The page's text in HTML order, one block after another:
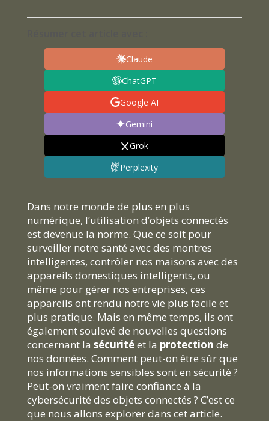
Claude
ChatGPT
Google AI
Gemini
Grok
Perplexity
Dans notre monde de plus en plus
numérique, l’utilisation d’objets connectés
est devenue la norme. Que ce soit pour
surveiller notre santé avec des montres
intelligentes, contrôler nos maisons avec des
appareils domestiques intelligents, ou
même pour gérer nos entreprises, ces
appareils ont rendu notre vie plus facile et
plus pratique. Mais en même temps, ils ont
également soulevé de nouvelles questions
concernant la sécuritéet la protection de
nos données. Comment peut-on être sûr que
nos informations sensibles sont en sécurité ?
Peut-on vraiment faire confiance à la
cybersécurité des objets connectés ? C’est ce
que nous allons explorer dans cet article.